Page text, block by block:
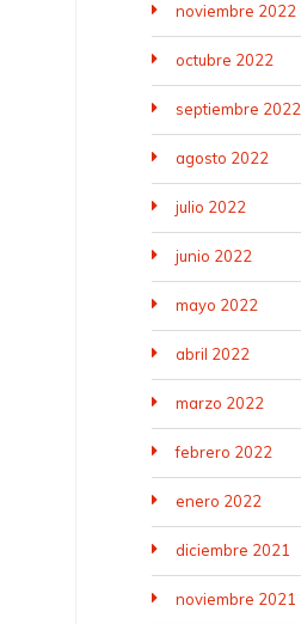
noviembre 2022
octubre 2022
septiembre 2022
agosto 2022
julio 2022
junio 2022
mayo 2022
abril 2022
marzo 2022
febrero 2022
enero 2022
diciembre 2021
noviembre 2021